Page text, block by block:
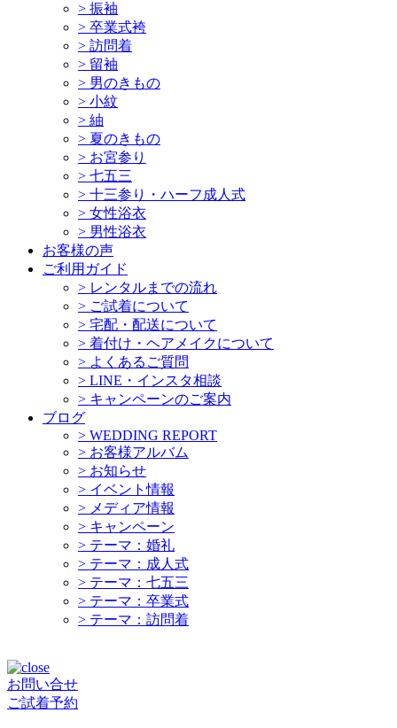
> 振袖
> 卒業式袴
> 訪問着
> 留袖
> 男のきもの
> 小紋
> 紬
> 夏のきもの
> お宮参り
> 七五三
> 十三参り・ハーフ成人式
> 女性浴衣
> 男性浴衣
お客様の声
ご利用ガイド
> レンタルまでの流れ
> ご試着について
> 宅配・配送について
> 着付け・ヘアメイクについて
> よくあるご質問
> LINE・インスタ相談
> キャンペーンのご案内
ブログ
> WEDDING REPORT
> お客様アルバム
> お知らせ
> イベント情報
> メディア情報
> キャンペーン
> テーマ：婚礼
> テーマ：成人式
> テーマ：七五三
> テーマ：卒業式
> テーマ：訪問着
お問い合せ
ご試着予約